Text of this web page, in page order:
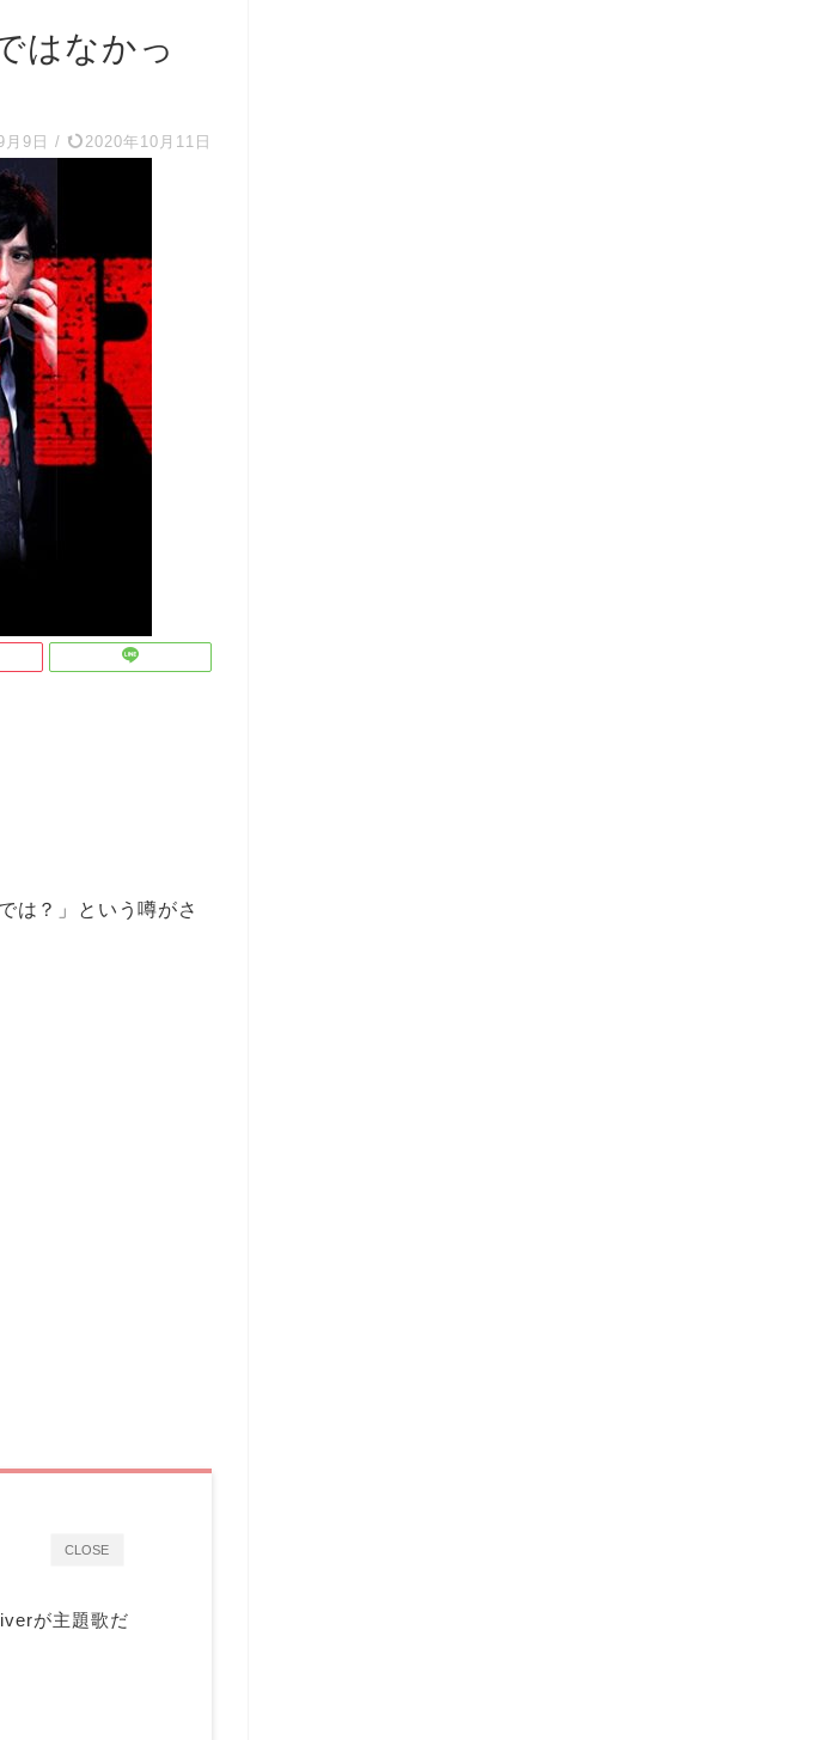
はなかっ
9日 / 2020年10月11日
は？」という噂がさ
CLOSE
が主題歌だ